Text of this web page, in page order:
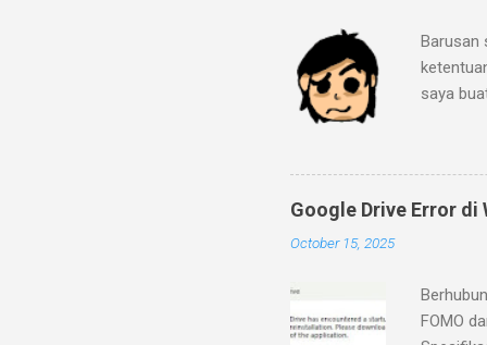
ini
eMMC
Barusan
saya
sebagai
Strip-IT?
Kamu
Legends
yang
Google Drive Error di
October 15, 2025
FOMO